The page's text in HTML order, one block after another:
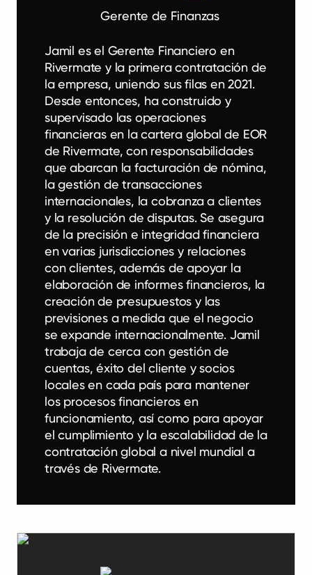
Gerente de Finanzas
Jamil es el Gerente Financiero en
Rivermate y la primera contratación de
la empresa, uniendo sus filas en 2021.
Desde entonces, ha construido y
supervisado las operaciones
financieras en la cartera global de EOR
de Rivermate, con responsabilidades
que abarcan la facturación de nómina,
la gestión de transacciones
internacionales, la cobranza a clientes
y la resolución de disputas. Se asegura
de la precisión e integridad financiera
en varias jurisdicciones y relaciones
con clientes, además de apoyar la
elaboración de informes financieros, la
creación de presupuestos y las
previsiones a medida que el negocio
se expande internacionalmente. Jamil
trabaja de cerca con gestión de
cuentas, éxito del cliente y socios
locales en cada país para mantener
los procesos financieros en
funcionamiento, así como para apoyar
el cumplimiento y la escalabilidad de la
contratación global a nivel mundial a
través de Rivermate.